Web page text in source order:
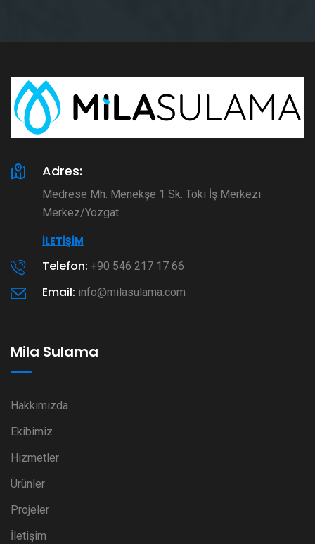
Adres:
Medrese Mh. Menekşe 1 Sk. Toki İş Merkezi
Merkez/Yozgat
İLETIŞIM
Telefon: +90 546 217 17 66
Email: info@milasulama.com
Mila Sulama
Hakkımızda
Ekibimiz
Hizmetler
Ürünler
Projeler
İletişim